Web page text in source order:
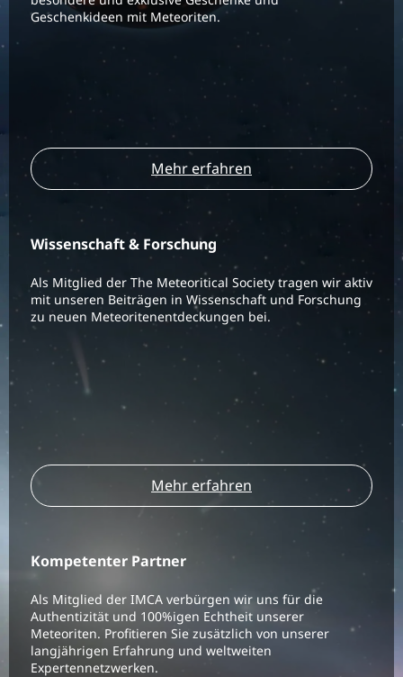
Geschenkideen mit Meteoriten.
Mehr erfahren
Wissenschaft & Forschung
Als Mitglied der The Meteoritical Society tragen wir aktiv
mit unseren Beiträgen in Wissenschaft und Forschung
zu neuen Meteoritenentdeckungen bei.
Mehr erfahren
Kompetenter Partner
Als Mitglied der IMCA verbürgen wir uns für die
Authentizität und 100%igen Echtheit unserer
Meteoriten. Profitieren Sie zusätzlich von unserer
langjährigen Erfahrung und weltweiten
Expertennetzwerken.